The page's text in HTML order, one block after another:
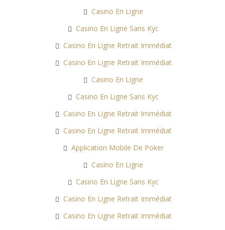
Casino En Ligne
Casino En Ligne Sans Kyc
Casino En Ligne Retrait Immédiat
Casino En Ligne Retrait Immédiat
Casino En Ligne
Casino En Ligne Sans Kyc
Casino En Ligne Retrait Immédiat
Casino En Ligne Retrait Immédiat
Application Mobile De Poker
Casino En Ligne
Casino En Ligne Sans Kyc
Casino En Ligne Retrait Immédiat
Casino En Ligne Retrait Immédiat